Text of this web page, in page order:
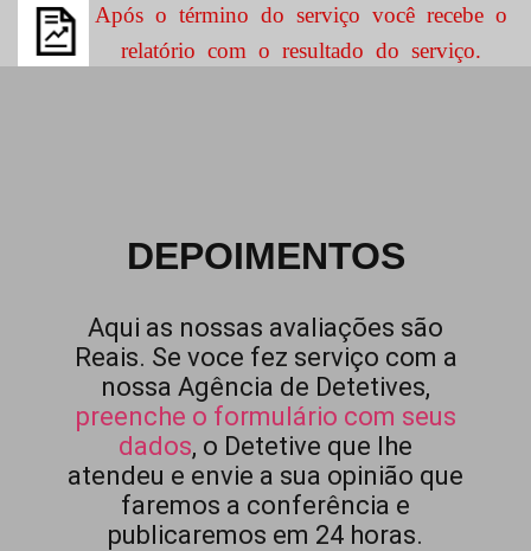
Após o término do serviço você recebe o
relatório com o resultado do serviço.
DEPOIMENTOS
Aqui as nossas avaliações são
Reais. Se voce fez serviço com a
nossa Agência de Detetives,
preenche o formulário com seus
dados, o Detetive que lhe
atendeu e envie a sua opinião que
faremos a conferência e
publicaremos em 24 horas.